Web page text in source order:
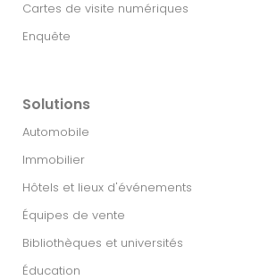
Cartes de visite numériques
Enquête
Solutions
Automobile
Immobilier​
Hôtels et lieux d'événements
Équipes de vente
Bibliothèques et universités
Éducation